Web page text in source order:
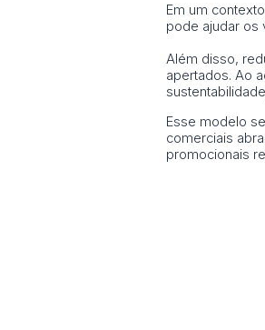
Em um
pode ajudar os
Além disso,
apertados. Ao
Esse modelo
comerciais
promocionais